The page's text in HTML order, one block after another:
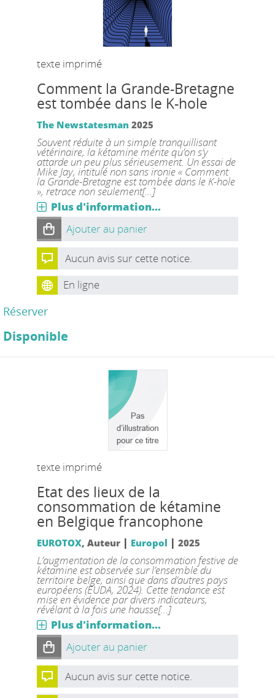
texte imprimé
Comment la Grande-Bretagne
est tombée dans le K-hole
The Newstatesman 2025
Souvent réduite à un simple tranquillisant
vétérinaire, la kétamine mérite qu’on s’y
attarde un peu plus sérieusement. Un essai de
Mike Jay, intitulé non sans ironie « Comment
la Grande-Bretagne est tombée dans le K-hole
», retrace non seulement[...]
Plus d'information...
Ajouter au panier
Aucun avis sur cette notice.
En ligne
Réserver
Disponible
texte imprimé
Etat des lieux de la
consommation de kétamine
en Belgique francophone
EUROTOX, Auteur | Europol | 2025
L’augmentation de la consommation festive de
kétamine est observée sur l’ensemble du
territoire belge, ainsi que dans d’autres pays
européens (EUDA, 2024). Cette tendance est
mise en évidence par divers indicateurs,
révélant à la fois une hausse[...]
Plus d'information...
Ajouter au panier
Aucun avis sur cette notice.